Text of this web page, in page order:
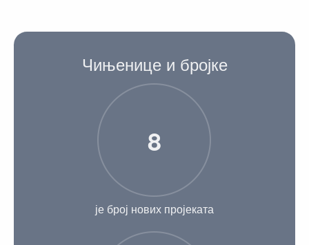
Чињенице и бројке
8
је број нових пројеката